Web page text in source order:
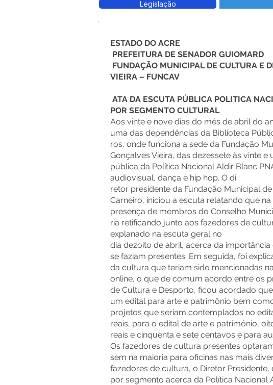
Legislação
ESTADO DO ACRE
PREFEITURA DE SENADOR GUIOMARD
FUNDAÇÃO MUNICIPAL DE CULTURA E
VIEIRA – FUNCAV
ATA DA ESCUTA PÚBLICA POLITICA
POR SEGMENTO CULTURAL
Aos vinte e nove dias do mês de abril do
uma das dependências da Biblioteca
ros, onde funciona a sede da Fundação
Gonçalves Vieira, das dezessete às vinte
pública da Política Nacional Aldir Blanc
audiovisual, dança e hip hop. O di
retor presidente da Fundação Municipal
Carneiro, iniciou a escuta relatando que
presença de membros do Conselho
ria retificando junto aos fazedores de
explanado na escuta geral no
dia dezoito de abril, acerca da
se faziam presentes. Em seguida, foi
da cultura que teriam sido mencionadas
online, o que de comum acordo entre os
de Cultura e Desporto, ficou acordado
um edital para arte e patrimônio bem
projetos que seriam contemplados no
reais, para o edital de arte e patrimônio,
reais e cinquenta e sete centavos e para
Os fazedores de cultura presentes
sem na maioria para oficinas nas mais
fazedores de cultura, o Diretor
por segmento acerca da Política Nacional